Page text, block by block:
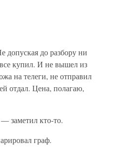
допуская до разбору ни
купил. И не вышел из
на телеги, не отправил
отдал. Цена, полагаю,
заметил кто-то.
граф.